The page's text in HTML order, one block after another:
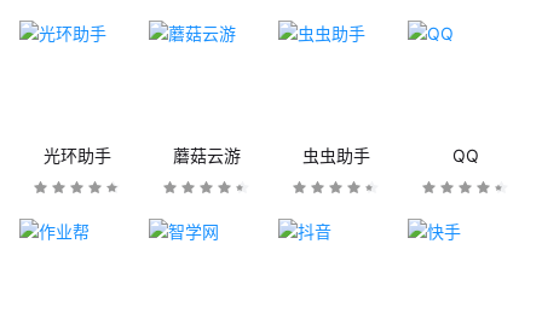
光环助手 蘑菇云游 虫虫助手 QQ